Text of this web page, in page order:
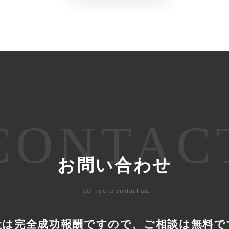
お問い合わせ
Feel free to contact us.
完全成功報酬ですので、 ご相談は無料で